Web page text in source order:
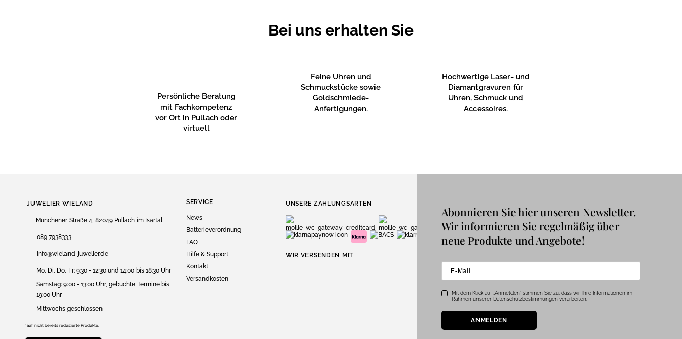
Bei uns erhalten Sie
Persönliche Beratung
mit Fachkompetenz
vor Ort in Pullach oder
virtuell
Feine Uhren und
Schmuckstücke sowie
Goldschmiede-
Anfertigungen.
Hochwertige Laser- und
Diamantgravuren für
Uhren, Schmuck und
Accessoires.
JUWELIER WIELAND
Münchener Straße 4, 82049 Pullach im Isartal
089 7938333
info@wieland-juwelier.de
Mo, Di, Do, Fr: 9:30 - 12:30 und 14:00 bis 18:30 Uhr
Samstag: 9:00 - 13:00 Uhr, gebuchte Termine bis
19:00 Uhr
Mittwochs geschlossen
*auf nicht bereits reduzierte Produkte.
SERVICE
News
Batterieverordnung
FAQ
Hilfe & Support
Kontakt
Versandkosten
UNSERE ZAHLUNGSARTEN
WIR VERSENDEN MIT
Abonnieren Sie hier unseren Newsletter.
Wir informieren Sie regelmäßig über
neue Produkte und Angebote!
Mit dem Klick auf „Anmelden“ stimmen Sie zu, dass wir Ihre Informationen im
Rahmen unserer Datenschutzbestimmungen verarbeiten.
ANMELDEN